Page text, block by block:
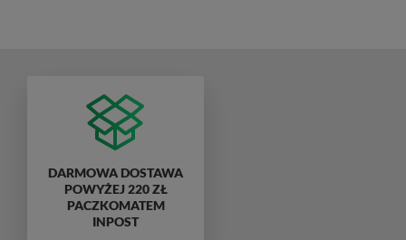
DARMOWA DOSTAWA
POWYŻEJ 220 ZŁ
PACZKOMATEM
INPOST